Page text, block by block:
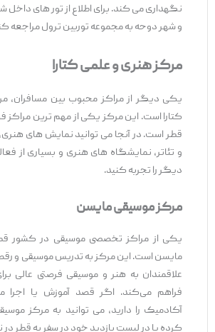
نگهداری می ‌کند. برای اطلاع از تور های داخل
و شهر دوحه به مجموعه توربین ترول مراجعه
مرکز هنری و علمی کتارا
یکی دیگر از مراکز محبوب بین مسافران،
کتارا است. این مرکز یکی از مهم‌ ترین مراکز
قطر است. در آنجا می‌ توانید نمایش ‌های هنری،
و تئاتر، نمایشگاه ‌های هنری و بسیاری از
دیگر را تجربه کنید.
مرکز موسیقی مایسن
یکی از مراکز تخصصی موسیقی در کشور
مایسن است. این مرکز به تدریس موسیقی و رقص
علاقمندان به هنر و موسیقی فرصتی عالی
فراهم می‌کند. اگر قصد آموزش یا اجرا
آکادمیک را دارید، می توانید به مرکز
کرده یا در لیست بازدید خود در سفر به قطر در